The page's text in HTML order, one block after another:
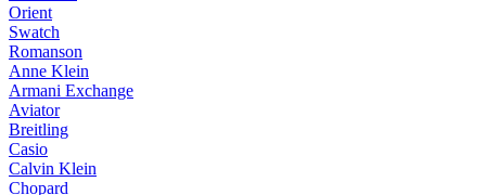
Orient
Swatch
Romanson
Anne Klein
Armani Exchange
Aviator
Breitling
Casio
Calvin Klein
Chopard